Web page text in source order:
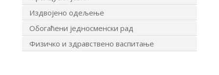
Издвојено одељење
Обогаћени једносменски рад
Физичко и здравствено васпитање